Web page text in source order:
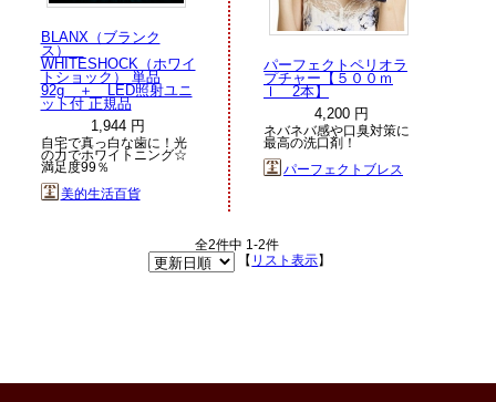
BLANX（ブランク
ス）
WHITESHOCK（ホワイ
トショック） 単品
92g ＋ LED照射ユニ
ット付 正規品
1,944 円
自宅で真っ白な歯に！光
の力でホワイトニング☆
満足度99％
美的生活百貨
パーフェクトペリオラ
プチャー【５００ｍ
ｌ 2本】
4,200 円
ネバネバ感や口臭対策に
最高の洗口剤！
パーフェクトブレス
全2件中 1-2件
【 リスト表示】